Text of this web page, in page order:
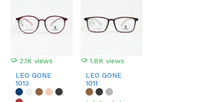
2.1K views
LEO GONE
1013
1.8K views
LEO GONE
1011